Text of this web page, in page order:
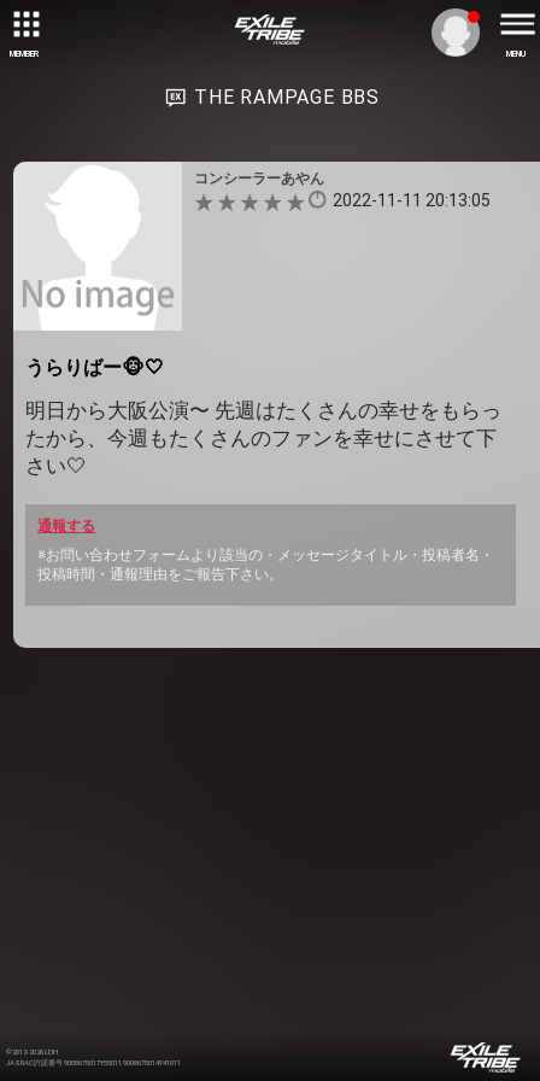
MEMBER MENU
THE RAMPAGE BBS
コンシーラーあやん
2022-11-11 20:13:05
うらりばー🐵🤍
明日から大阪公演〜 先週はたくさんの幸せをもらっ
たから、今週もたくさんのファンを幸せにさせて下
さい🤍
通報する
※お問い合わせフォームより該当の・メッセージタイトル・投稿者名・
投稿時間・通報理由をご報告下さい。
©2012-2026 LDH
JASRAC許諾番号 9008675017Y55011 9008675014Y41011